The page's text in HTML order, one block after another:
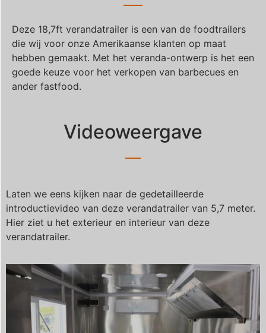
Deze 18,7ft verandatrailer is een van de foodtrailers
die wij voor onze Amerikaanse klanten op maat
hebben gemaakt. Met het veranda-ontwerp is het een
goede keuze voor het verkopen van barbecues en
ander fastfood.
Videoweergave
Laten we eens kijken naar de gedetailleerde
introductievideo van deze verandatrailer van 5,7 meter.
Hier ziet u het exterieur en interieur van deze
verandatrailer.